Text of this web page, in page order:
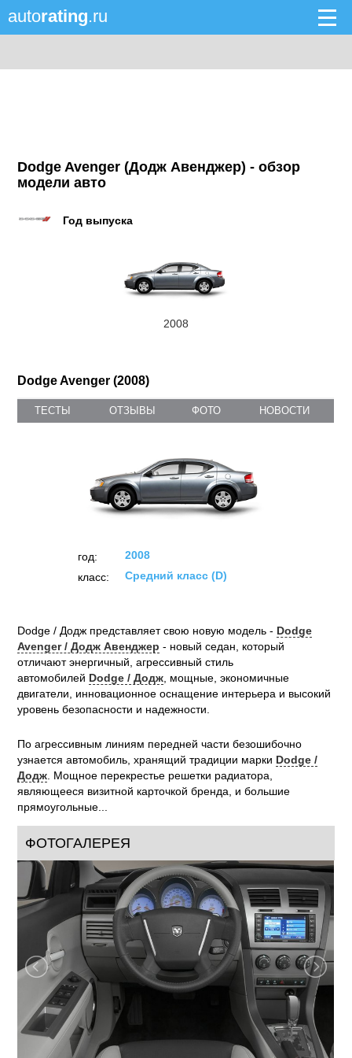
autorating.ru
Dodge Avenger (Додж Авенджер) - обзор
модели авто
Год выпуска
2008
Dodge Avenger (2008)
ТЕСТЫ ОТЗЫВЫ ФОТО НОВОСТИ
год:
2008
класс:
Средний класс (D)
Dodge / Додж представляет свою новую модель - Dodge
Avenger / Додж Авенджер - новый седан, который
отличают энергичный, агрессивный стиль
автомобилей Dodge / Додж , мощные, экономичные
двигатели, инновационное оснащение интерьера и высокий
уровень безопасности и надежности.
По агрессивным линиям передней части безошибочно
узнается автомобиль, хранящий традиции марки Dodge /
Додж . Мощное перекрестье решетки радиатора,
являющееся визитной карточкой бренда, и большие
прямоугольные...
ФОТОГАЛЕРЕЯ